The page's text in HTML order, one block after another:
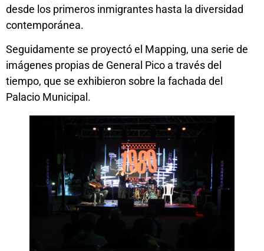
desde los primeros inmigrantes hasta la diversidad
contemporánea.
Seguidamente se proyectó el Mapping, una serie de
imágenes propias de General Pico a través del
tiempo, que se exhibieron sobre la fachada del
Palacio Municipal.